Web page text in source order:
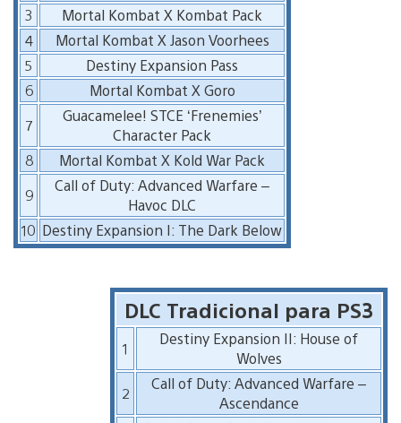
3
Mortal Kombat X Kombat Pack
4
Mortal Kombat X Jason Voorhees
5
Destiny Expansion Pass
6
Mortal Kombat X Goro
7
Guacamelee! STCE ‘Frenemies’
Character Pack
8
Mortal Kombat X Kold War Pack
9
Call of Duty: Advanced Warfare –
Havoc DLC
10 Destiny Expansion I: The Dark Below
DLC Tradicional para PS3
1
Destiny Expansion II: House of
Wolves
2
Call of Duty: Advanced Warfare –
Ascendance